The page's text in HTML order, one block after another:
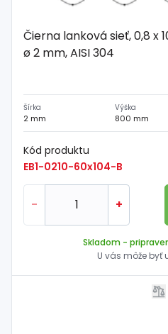
Čierna lanková sieť, 0,8 x
ø 2 mm, AISI 304
Šírka
2 mm
Výška
800 mm
Kód produktu
EB1-0210-60x104-B
- +
Skladom -
U vás môže byť